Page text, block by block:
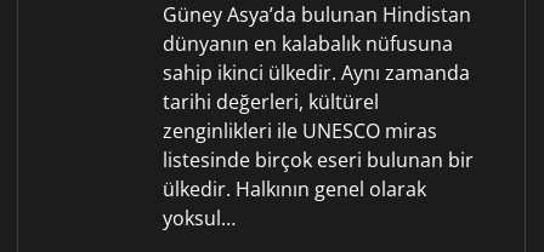
Güney Asya’da bulunan Hindistan
dünyanın en kalabalık nüfusuna
sahip ikinci ülkedir. Aynı zamanda
tarihi değerleri, kültürel
zenginlikleri ile UNESCO miras
listesinde birçok eseri bulunan bir
ülkedir. Halkının genel olarak
yoksul…